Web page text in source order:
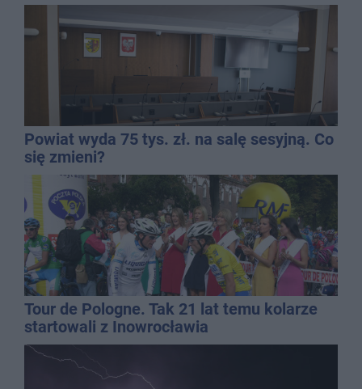
Powiat wyda 75 tys. zł. na salę sesyjną. Co
się zmieni?
Tour de Pologne. Tak 21 lat temu kolarze
startowali z Inowrocławia